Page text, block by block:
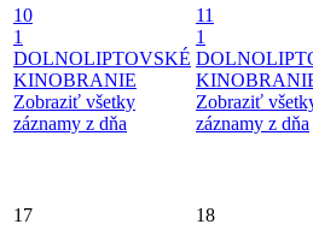
10
1
DOLNOLIPTOVSKÉ
KINOBRANIE
Zobraziť všetky
záznamy z dňa
11
1
Zobraziť
záznamy z dňa
17 18